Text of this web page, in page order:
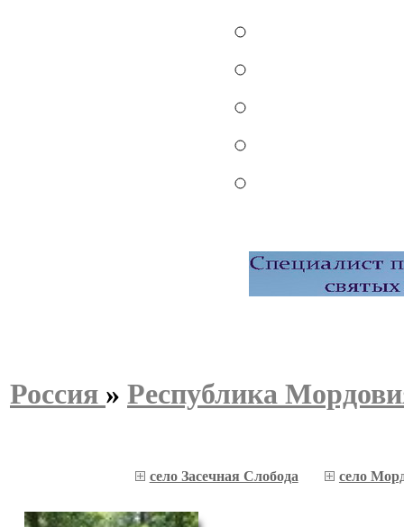
Россия » Республика
село Засечная Слобода село